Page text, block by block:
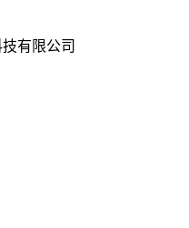
有限公司